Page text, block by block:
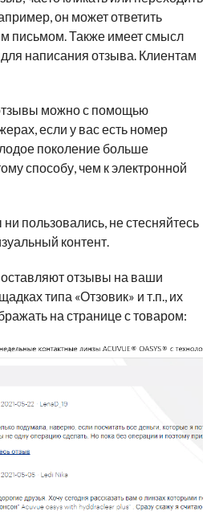
он может ответить
письмом. Также имеет смысл
написания отзыва. Клиентам
можно с помощью
если у вас есть номер
поколение больше
способу, чем к электронной
пользовались, не стесняйтесь
контент.
отзывы на ваши
типа «Отзовик» и т.п., их
на странице с товаром: